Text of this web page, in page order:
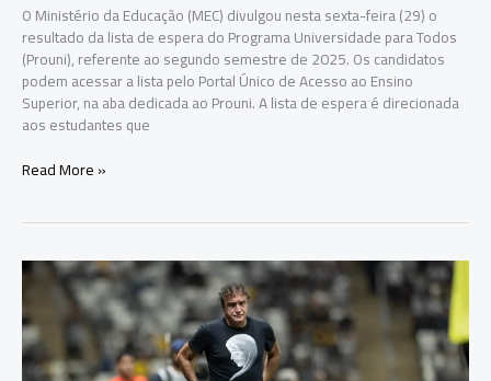
O Ministério da Educação (MEC) divulgou nesta sexta-feira (29) o
resultado da lista de espera do Programa Universidade para Todos
(Prouni), referente ao segundo semestre de 2025. Os candidatos
podem acessar a lista pelo Portal Único de Acesso ao Ensino
Superior, na aba dedicada ao Prouni. A lista de espera é direcionada
aos estudantes que
MEC
lista
de
espera
do
Prouni
2025/2
Read More »